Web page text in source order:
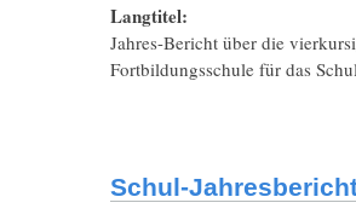
Langtitel:
Jahres-Bericht über die
Fortbildungsschule für das
Schul-